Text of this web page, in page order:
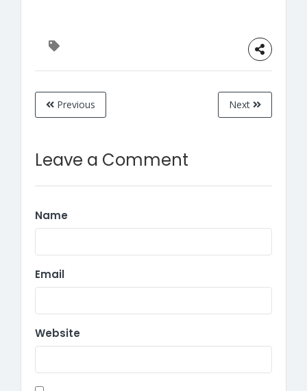
Previous Next
Leave a Comment
Name
Email
Website